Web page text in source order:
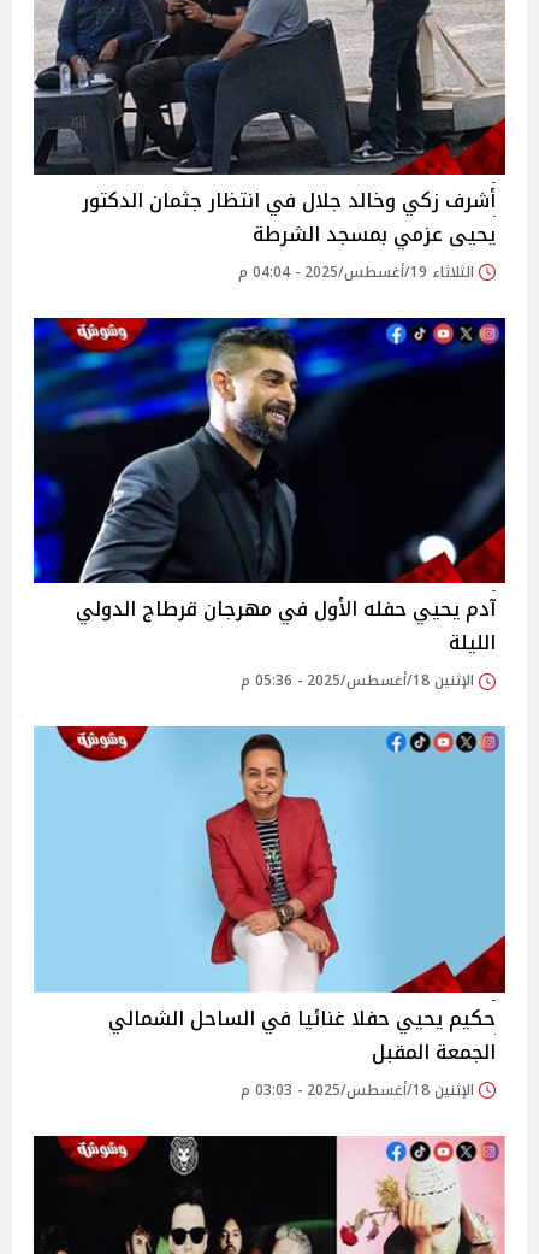
أشرف زكي وخالد جلال في انتظار جثمان الدكتور
يحيى عزمي بمسجد الشرطة‎
الثلاثاء 19/أغسطس/2025 - 04:04 م
آدم يحيي حفله الأول في مهرجان قرطاج الدولي
الليلة‎
الإثنين 18/أغسطس/2025 - 05:36 م
حكيم يحيي حفلا غنائيا في الساحل الشمالي
الجمعة المقبل
الإثنين 18/أغسطس/2025 - 03:03 م